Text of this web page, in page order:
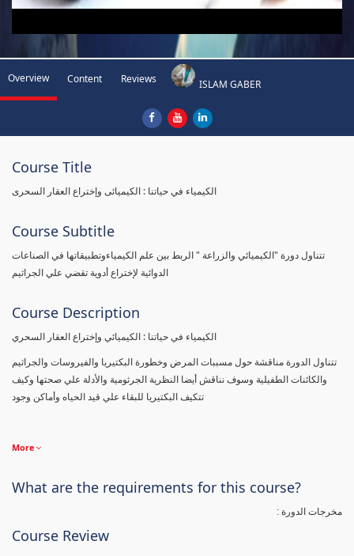
Overview Content Reviews ISLAM GABER
Course Title
الكيمياء في حياتنا : الكيميائى وإختراع العقار السحرى
Course Subtitle
تتناول دورة "الكيميائي والزراعة " الربط بين علم الكيمياءوتطبيقاتها في الصناعات
الدوائية لإختراع أدوية تقضي علي الجراثيم
Course Description
الكيمياء في حياتنا : الكيميائي وإختراع العقار السحري
تتناول الدورة مناقشة حول مسببات المرض وخطورة البكتيريا والفيروسات والجراثيم
والكائنات الطفيلية وسوف نناقش أيضا النظرية الجرثومية والأدلة علي صحتها وكيف
تتكيف البكتيريا للبقاء علي قيد الحياه وأماكن وجود
More
What are the requirements for this course?
مخرجات الدورة :
Course Review